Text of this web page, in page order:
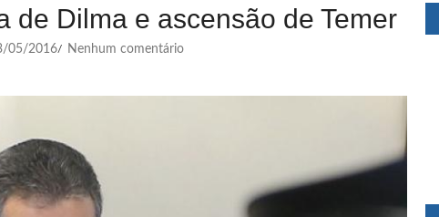
de Dilma e ascensão de Temer
05/2016/ Nenhum comentário